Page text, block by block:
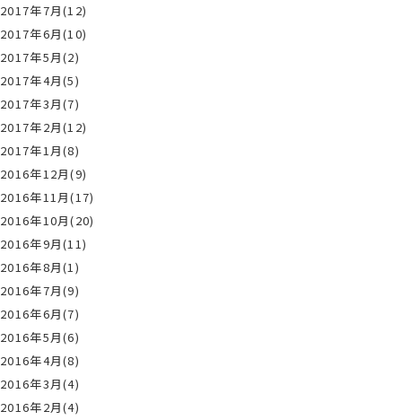
2017年7月(12)
2017年6月(10)
2017年5月(2)
2017年4月(5)
2017年3月(7)
2017年2月(12)
2017年1月(8)
2016年12月(9)
2016年11月(17)
2016年10月(20)
2016年9月(11)
2016年8月(1)
2016年7月(9)
2016年6月(7)
2016年5月(6)
2016年4月(8)
2016年3月(4)
2016年2月(4)